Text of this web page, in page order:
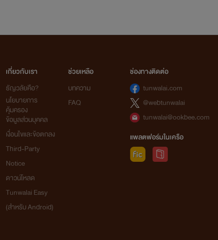
เกี่ยวกับเรา
ธัญวลัยคือ?
นโยบายการ
คุ้มครอง
ข้อมูลส่วนบุคคล
เงื่อนไขและข้อตกลง
Third-Party
Notice
ดาวน์โหลด
Tunwalai Easy
(สำหรับ Android)
ช่วยเหลือ
บทความ
FAQ
ช่องทางติดต่อ
tunwalai.com
@webtunwalai
tunwalai@ookbee.com
แพลตฟอร์มในเครือ